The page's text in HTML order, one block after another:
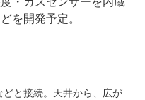
を開発予定。
と接続。天井から、広が